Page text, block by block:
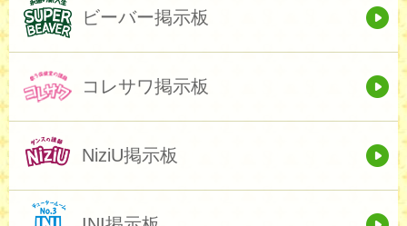
ビーバー掲示板
コレサワ掲示板
NiziU掲示板